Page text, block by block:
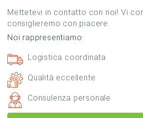
Mettetevi in contatto con noi! Vi
consiglieremo con piacere.
Noi rappresentiamo:
Logistica coordinata
Qualità eccellente
Consulenza personale